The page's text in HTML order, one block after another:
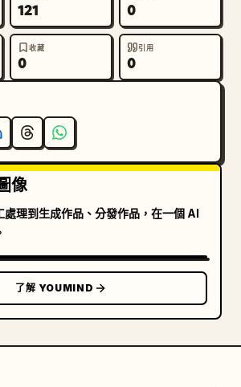
線紫色世界地圖、圓形雷達目標與微型
elements":
左側牆面顯示器顯示世界地
的半透明分析 HUD","左下角全息地球
左下
全世界的事情，我全都知道。……如果
製作成完整的角色
能清晰易讀，優雅的間距，細分隔線，深
的紫色全息圖，無空白面板，無寫實風
格"}
121 0
收藏
0
引用
0
像
處理到生成作品、分發作品，在一個 AI
了解 YOUMIND